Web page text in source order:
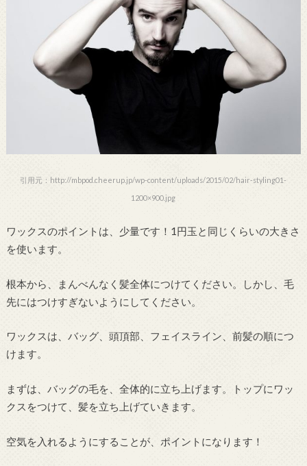
引用元：http://mbpod.cheerup.jp/wp-content/uploads/2015/02/hair-styling01-
1200×900.jpg
ワックスのポイントは、少量です！1円玉と同じくらいの大きさ
を使います。
根本から、まんべんなく髪全体につけてください。しかし、毛
先にはつけすぎないようにしてください。
ワックスは、バッグ、頭頂部、フェイスライン、前髪の順につ
けます。
まずは、バッグの毛を、全体的に立ち上げます。トップにワッ
クスをつけて、髪を立ち上げていきます。
空気を入れるようにすることが、ポイントになります！